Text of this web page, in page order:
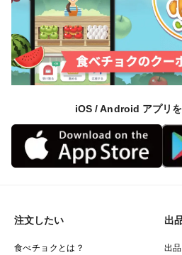
iOS / Android アプリ
注文したい
食べチョクとは？
出
出